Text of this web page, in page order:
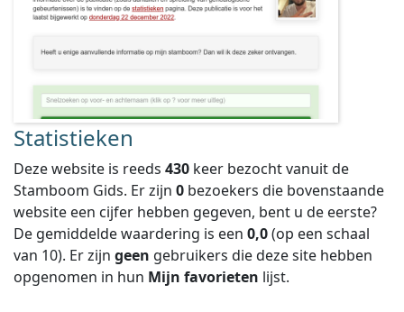
Statistieken
Deze website is reeds 430 keer bezocht vanuit de
Stamboom Gids. Er zijn 0 bezoekers die bovenstaande
website een cijfer hebben gegeven, bent u de eerste?
De gemiddelde waardering is een 0,0(op een schaal
van 10). Er zijn geen gebruikers die deze site hebben
opgenomen in hun Mijn favorieten lijst.